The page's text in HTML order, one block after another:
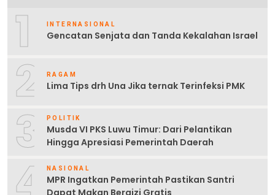
1 INTERNASIONAL
Gencatan Senjata dan Tanda Kekalahan Israel
2 RAGAM
Lima Tips drh Una Jika ternak Terinfeksi PMK
3 POLITIK
Musda VI PKS Luwu Timur: Dari Pelantikan
Hingga Apresiasi Pemerintah Daerah
4 NASIONAL
MPR Ingatkan Pemerintah Pastikan Santri